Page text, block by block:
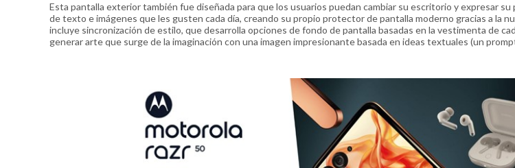
Esta pantalla exterior también fue diseñada para que los usuarios puedan cambiar su escritorio y expresar
de texto e imágenes que les gusten cada día, creando su propio protector de pantalla moderno gracias a la
incluye sincronización de estilo, que desarrolla opciones de fondo de pantalla basadas en la vestimenta de
generar arte que surge de la imaginación con una imagen impresionante basada en ideas textuales (un